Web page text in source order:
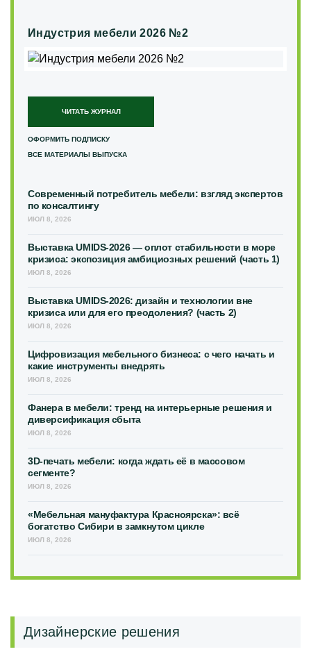
Индустрия мебели 2026 №2
ЧИТАТЬ ЖУРНАЛ
ОФОРМИТЬ ПОДПИСКУ
ВСЕ МАТЕРИАЛЫ ВЫПУСКА
Современный потребитель мебели: взгляд экспертов
по консалтингу
ИЮЛ 8, 2026
Выставка UMIDS-2026 — оплот стабильности в море
кризиса: экспозиция амбициозных решений (часть 1)
ИЮЛ 8, 2026
Выставка UMIDS-2026: дизайн и технологии вне
кризиса или для его преодоления? (часть 2)
ИЮЛ 8, 2026
Цифровизация мебельного бизнеса: с чего начать и
какие инструменты внедрять
ИЮЛ 8, 2026
Фанера в мебели: тренд на интерьерные решения и
диверсификация сбыта
ИЮЛ 8, 2026
3D-печать мебели: когда ждать её в массовом
сегменте?
ИЮЛ 8, 2026
«Мебельная мануфактура Красноярска»: всё
богатство Сибири в замкнутом цикле
ИЮЛ 8, 2026
Дизайнерские решения